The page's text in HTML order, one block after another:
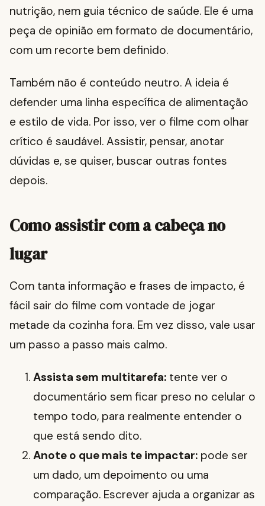
nutrição, nem guia técnico de saúde. Ele é uma
peça de opinião em formato de documentário,
com um recorte bem definido.
Também não é conteúdo neutro. A ideia é
defender uma linha específica de alimentação
e estilo de vida. Por isso, ver o filme com olhar
crítico é saudável. Assistir, pensar, anotar
dúvidas e, se quiser, buscar outras fontes
depois.
Como assistir com a cabeça no
lugar
Com tanta informação e frases de impacto, é
fácil sair do filme com vontade de jogar
metade da cozinha fora. Em vez disso, vale usar
um passo a passo mais calmo.
Assista sem multitarefa: tente ver o
documentário sem ficar preso no celular o
tempo todo, para realmente entender o
que está sendo dito.
Anote o que mais te impactar: pode ser
um dado, um depoimento ou uma
comparação. Escrever ajuda a organizar as